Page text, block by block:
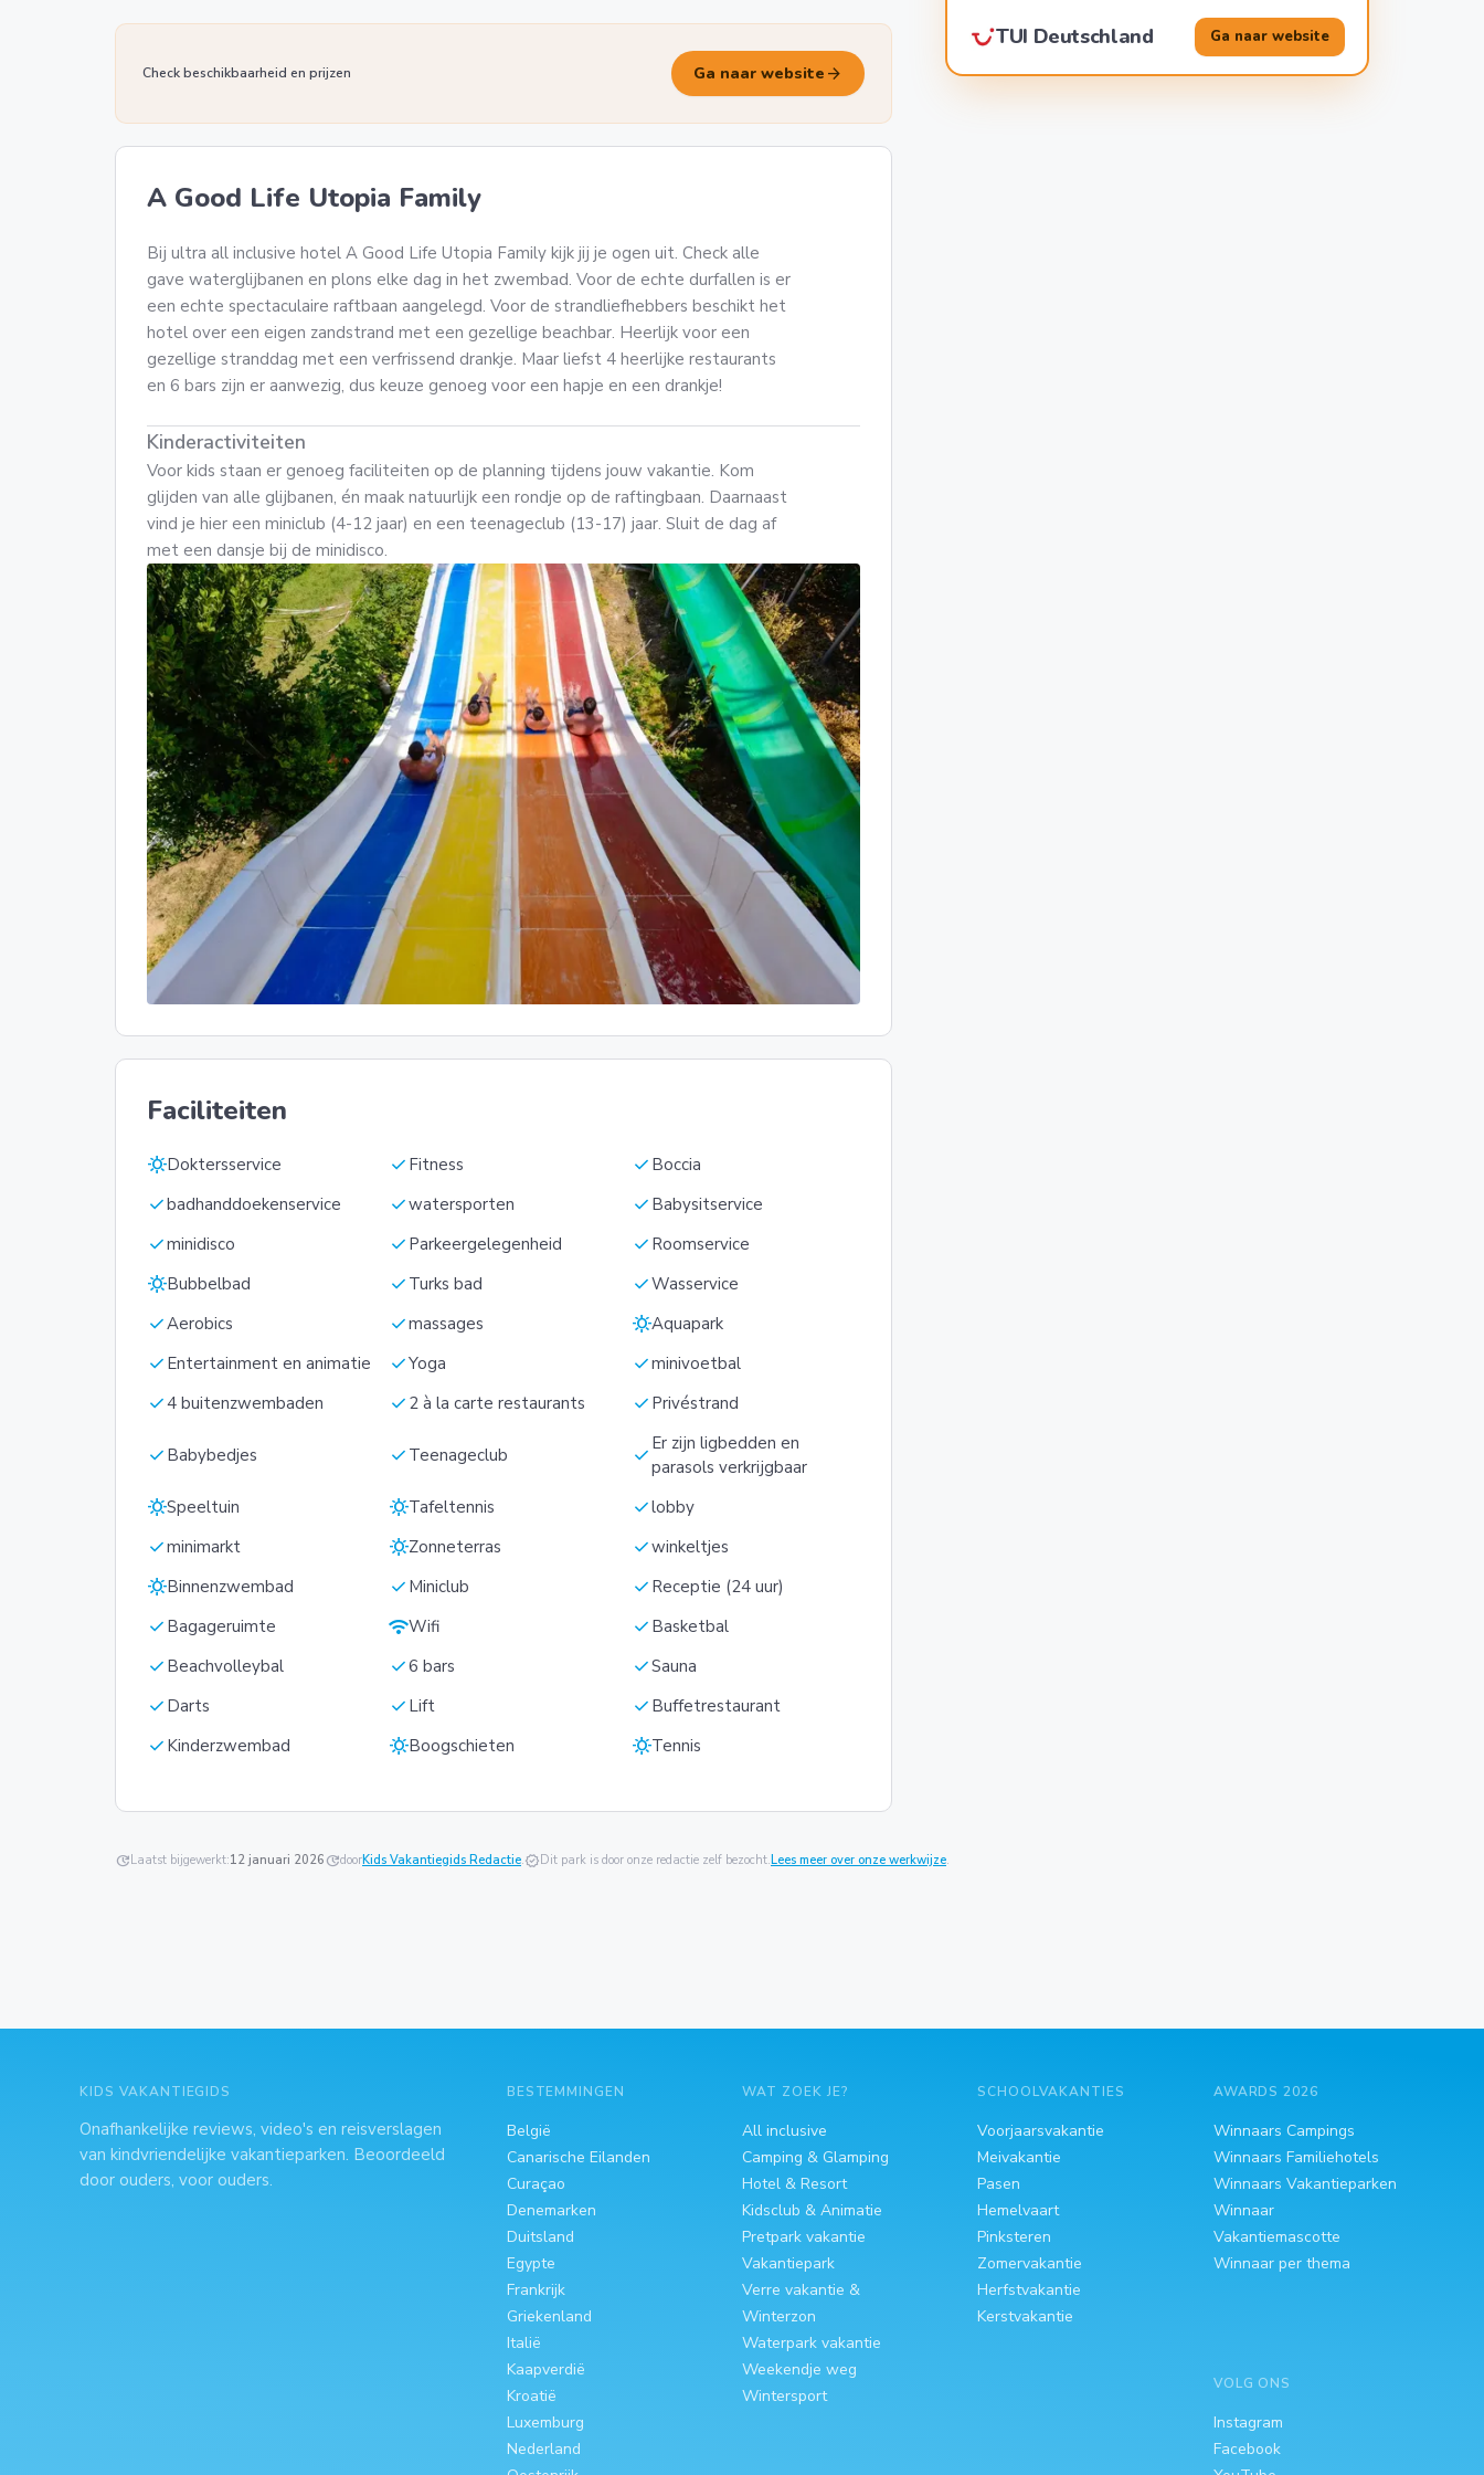
TUI Deutschland Ga naar website
Check beschikbaarheid en prijzen Ga naar website arrow_forward
A Good Life Utopia Family
Bij ultra all inclusive hotel A Good Life Utopia Family kijk jij je ogen uit. Check alle
gave waterglijbanen en plons elke dag in het zwembad. Voor de echte durfallen is er
een echte spectaculaire raftbaan aangelegd. Voor de strandliefhebbers beschikt het
hotel over een eigen zandstrand met een gezellige beachbar. Heerlijk voor een
gezellige stranddag met een verfrissend drankje. Maar liefst 4 heerlijke restaurants
en 6 bars zijn er aanwezig, dus keuze genoeg voor een hapje en een drankje!
Kinderactiviteiten
Voor kids staan er genoeg faciliteiten op de planning tijdens jouw vakantie. Kom
glijden van alle glijbanen, én maak natuurlijk een rondje op de raftingbaan. Daarnaast
vind je hier een miniclub (4-12 jaar) en een teenageclub (13-17) jaar. Sluit de dag af
met een dansje bij de minidisco.
Faciliteiten
sunnyDoktersservice check Fitness check Boccia
checkbadhanddoekenservice checkwatersporten check Babysitservice
checkminidisco check Parkeergelegenheid check Roomservice
sunnyBubbelbad check Turks bad checkWasservice
checkAerobics checkmassages sunnyAquapark
check Entertainment en animatie checkYoga checkminivoetbal
check4 buitenzwembaden check 2 à la carte restaurants check Privéstrand
check Babybedjes check Teenageclub check Er zijn ligbedden en
parasols verkrijgbaar
sunnySpeeltuin sunnyTafeltennis checklobby
checkminimarkt sunnyZonneterras checkwinkeltjes
sunnyBinnenzwembad check Miniclub check Receptie (24 uur)
check Bagageruimte wifiWifi check Basketbal
check Beachvolleybal check6 bars checkSauna
check Darts check Lift check Buffetrestaurant
check Kinderzwembad sunnyBoogschieten sunnyTennis
updateLaatst bijgewerkt:12 januari 2026 updatedoorKids Vakantiegids Redactie.verifiedDit park is door onze redactie zelf bezocht.Lees meer over onze werkwijze.
KIDS VAKANTIEGIDS
Onafhankelijke reviews, video's en reisverslagen
van kindvriendelijke vakantieparken. Beoordeeld
door ouders, voor ouders.
BESTEMMINGEN
België
Canarische Eilanden
Curaçao
Denemarken
Duitsland
Egypte
Frankrijk
Griekenland
Italië
Kaapverdië
Kroatië
Luxemburg
Nederland
WAT ZOEK JE?
All inclusive
Camping & Glamping
Hotel & Resort
Kidsclub & Animatie
Pretpark vakantie
Vakantiepark
Verre vakantie &
Winterzon
Waterpark vakantie
Weekendje weg
Wintersport
SCHOOLVAKANTIES
Voorjaarsvakantie
Meivakantie
Pasen
Hemelvaart
Pinksteren
Zomervakantie
Herfstvakantie
Kerstvakantie
AWARDS 2026
Winnaars Campings
Winnaars Familiehotels
Winnaars Vakantieparken
Winnaar
Vakantiemascotte
Winnaar per thema
VOLG ONS
Instagram
Facebook